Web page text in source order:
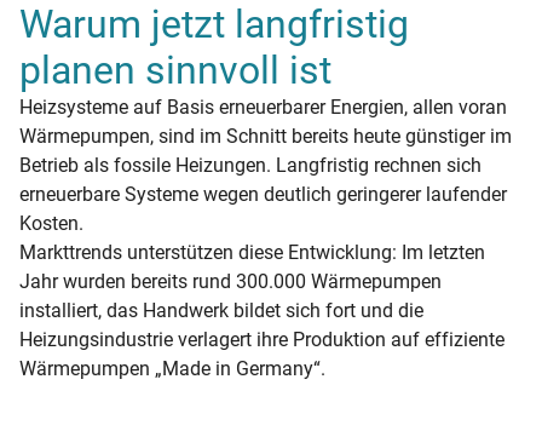
Warum jetzt langfristig
planen sinnvoll ist
Heizsysteme auf Basis erneuerbarer Energien, allen voran
Wärmepumpen, sind im Schnitt bereits heute günstiger im
Betrieb als fossile Heizungen. Langfristig rechnen sich
erneuerbare Systeme wegen deutlich geringerer laufender
Kosten.
Markttrends unterstützen diese Entwicklung: Im letzten
Jahr wurden bereits rund 300.000 Wärmepumpen
installiert, das Handwerk bildet sich fort und die
Heizungsindustrie verlagert ihre Produktion auf effiziente
Wärmepumpen „Made in Germany“.